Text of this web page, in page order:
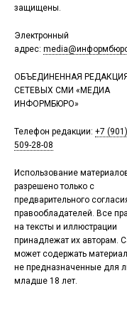
защищены.
Электронный
адрес:
ОБЪЕДИНЕННАЯ
СЕТЕВЫХ СМИ «МЕДИА
ИНФОРМБЮРО»
Телефон редакции: +7 (901)
509-28-08
Использование
разрешено только с
предварительного
правообладателей. Все
на тексты и иллюстрации
принадлежат их авторам.
может содержать
не предназначенные для
младше 18 лет.